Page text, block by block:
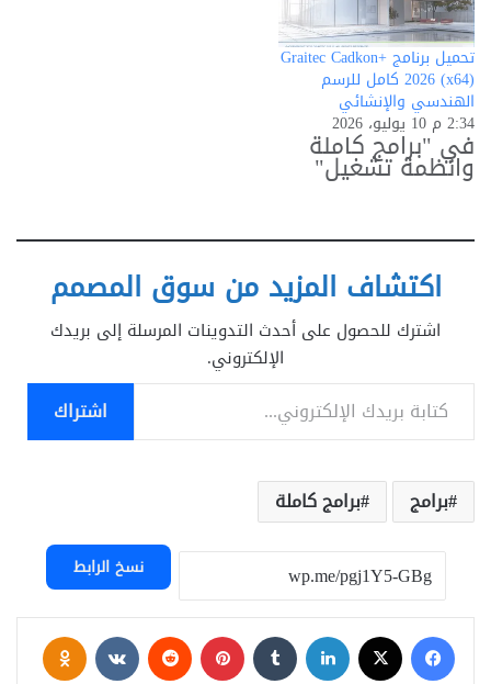
تحميل برنامج Graitec Cadkon+
2026 (x64) كامل للرسم
الهندسي والإنشائي
2:34 م 10 يوليو، 2026
في "برامج كاملة
وانظمة تشغيل"
اكتشاف المزيد من سوق المصمم
اشترك للحصول على أحدث التدوينات المرسلة إلى بريدك
الإلكتروني.
كتابة بريدك الإلكتروني...
اشتراك
برامج برامج كاملة
نسخ الرابط
فيسبوك لينكدإن بينتيريست